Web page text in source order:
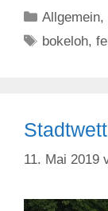
Kategorien
Allgemein,
bokeloh,
11. Mai 2019